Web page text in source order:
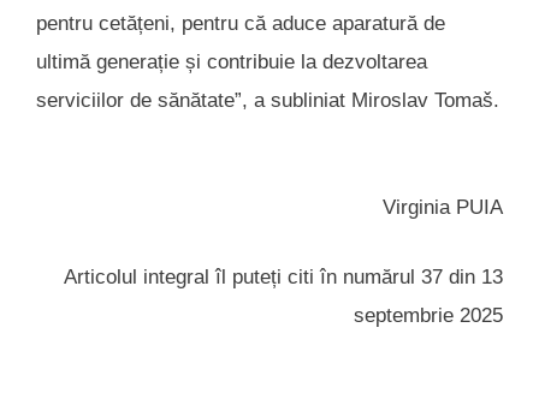
pentru cetățeni, pentru că aduce aparatură de
ultimă generație și contribuie la dezvoltarea
serviciilor de sănătate”, a subliniat Miroslav Tomaš.
Virginia PUIA
Articolul integral îl puteți citi în numărul 37 din 13
septembrie 2025